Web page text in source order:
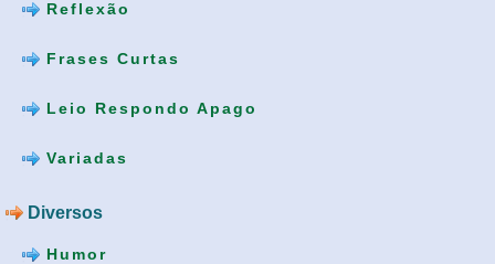
Reflexão
Frases Curtas
Leio Respondo Apago
Variadas
Diversos
Humor